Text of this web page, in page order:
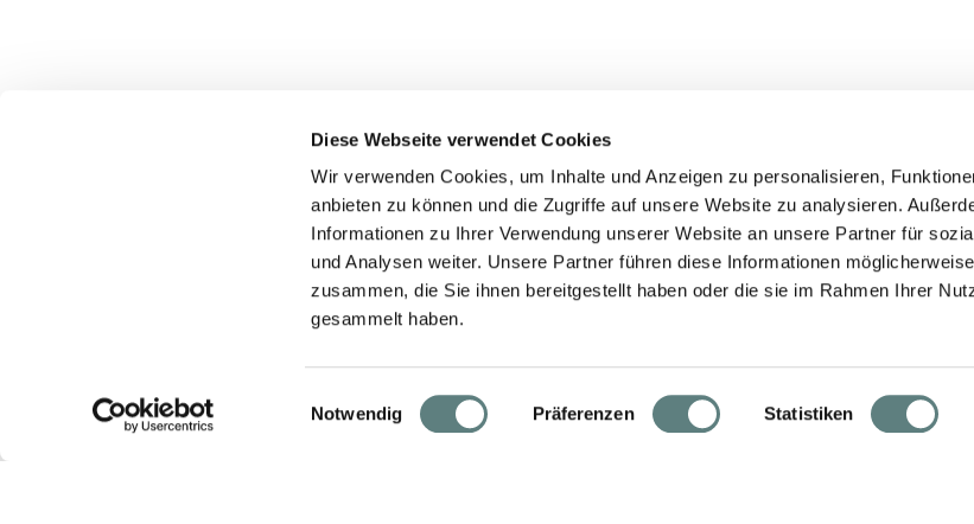
Diese Webseite verwendet Cookies
Wir verwenden Cookies, um Inhalte und Anzeigen zu personalisieren,
anbieten zu können und die Zugriffe auf unsere Website zu analysieren.
Informationen zu Ihrer Verwendung unserer Website an unsere Partner für
und Analysen weiter. Unsere Partner führen diese Informationen
zusammen, die Sie ihnen bereitgestellt haben oder die sie im Rahmen Ihrer
gesammelt haben.
Einwilligungsauswahl
Notwendig Präferenzen Statistiken